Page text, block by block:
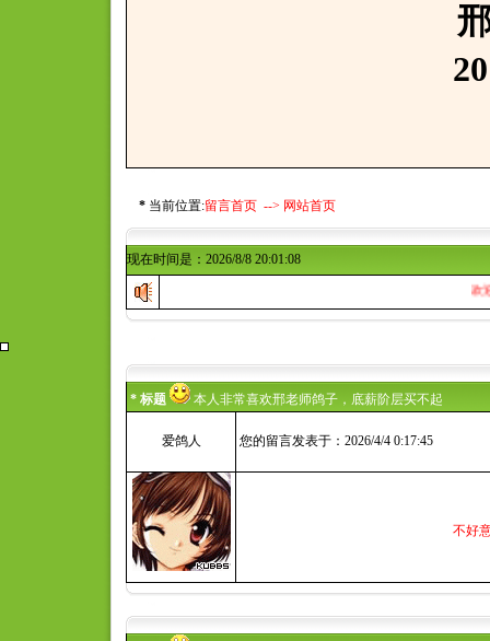
邢寒
2017年7
* 当前位置:留言首页 --> 网站首页
现在时间是：2026/8/8 20:01:08
欢迎访
* 标题 本人非常喜欢邢老师鸽子，底薪阶层买不起
爱鸽人 您的留言发表于：2026/4/4 0:17:45
不好